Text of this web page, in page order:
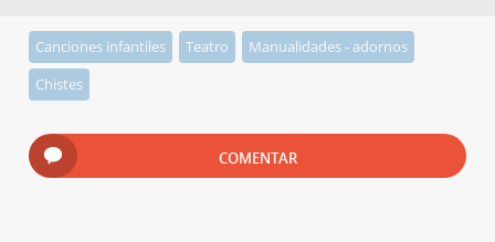
Canciones infantiles Teatro
Manualidades - adornos
Chistes
COMENTAR